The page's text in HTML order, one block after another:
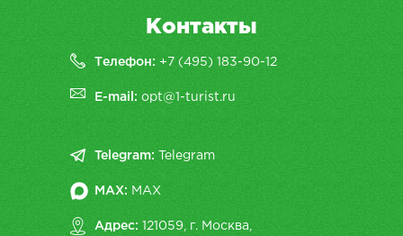
Контакты
Телефон: +7 (495) 183-90-12
E-mail:opt@1-turist.ru
Telegram: Telegram
MAX: MAX
Адрес: 121059, г. Москва,